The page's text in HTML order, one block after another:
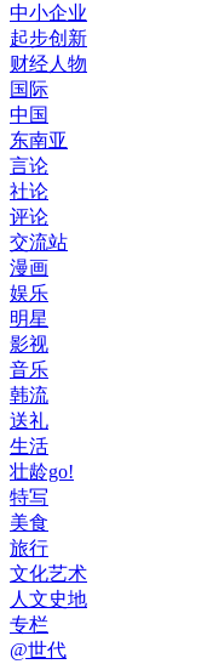
中小企业
起步创新
财经人物
国际
中国
东南亚
言论
社论
评论
交流站
漫画
娱乐
明星
影视
音乐
韩流
送礼
生活
壮龄go!
特写
美食
旅行
文化艺术
人文史地
专栏
@世代